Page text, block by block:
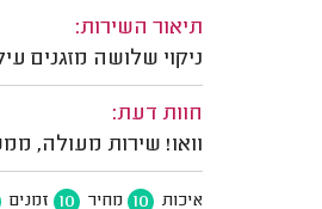
תיאור השירות:
ניקוי שלושה מזגנים
חוות דעת:
וואו! שירות מעולה,
איכות 10 מחיר 10 זמנים